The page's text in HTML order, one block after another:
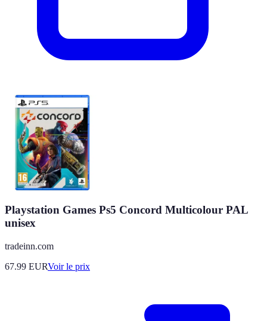
Playstation Games Ps5 Concord Multicolour PAL
unisex
tradeinn.com
67.99 EURVoir le prix